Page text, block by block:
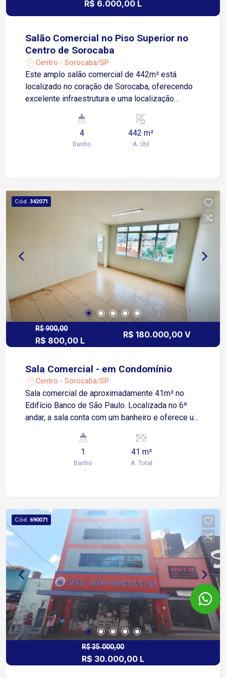
R$ 6.000,00 L
Salão Comercial no Piso Superior no
Centro de Sorocaba
Centro - Sorocaba/SP
Este amplo salão comercial de 442m² está
localizado no coração de Sorocaba, oferecendo
excelente infraestrutura e uma localização
ambiente funcional e bem posicionado, o imóvel
repartições; Grande recepção para acolher
acessibilidade; Cozinha, refeitório e pequena
lavanderia, proporcionando conforto e
funcionalidade para os colaboradores.
Localização Privilegiada: Situado a poucos
minutos das principais vias da cidade, como a
Avenida Dom Aguirre, Rua Sete de Setembro e
Avenida São Paulo, o imóvel está em uma região
repleta de comércios e serviços, facilitando o dia
a dia e proporcionando alta visibilidade para o
seu negócio.
4
Banho
442 m²
A. Útil
Cód. 342071
R$ 900,00
R$ 800,00 L
R$ 180.000,00 V
Sala Comercial - em Condomínio
Centro - Sorocaba/SP
Sala comercial de aproximadamente 41m² no
Edifício Banco de São Paulo. Localizada no 6º
andar, a sala conta com um banheiro e oferece um
O condomínio dispõe de elevadores e
infraestrutura completa de segurança. Situado no
centro de Sorocaba, proporciona fácil acesso às
1
Banho
41 m²
A. Total
Cód. 690071
R$ 35.000,00
R$ 30.000,00 L